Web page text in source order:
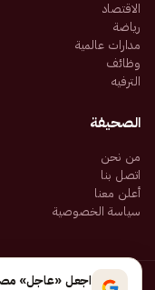
الاقتصاد
رياضة
مدارات عالمية
وظائف
الترفيه
الصحيفة
من نحن
اتصل بنا
أعلن معنا
سياسة الخصوصية
جميع الحقوق محفوظة لـ شركة
اجعل «عاجل»